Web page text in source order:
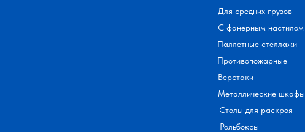
Для средних грузов
С фанерным настилом
Паллетные стеллажи
Противопожарные
Верстаки
Металлические шкафы
Столы для раскроя
Рольбоксы